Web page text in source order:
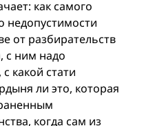
как самого
недопустимости
от разбирательств
с ним надо
какой стати
ли это, которая
когда сам из